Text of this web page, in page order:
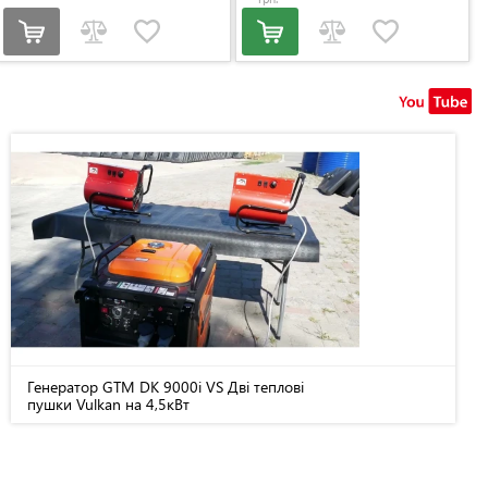
Генератор GTM DK 9000i VS Дві теплові
пушки Vulkan на 4,5кВт